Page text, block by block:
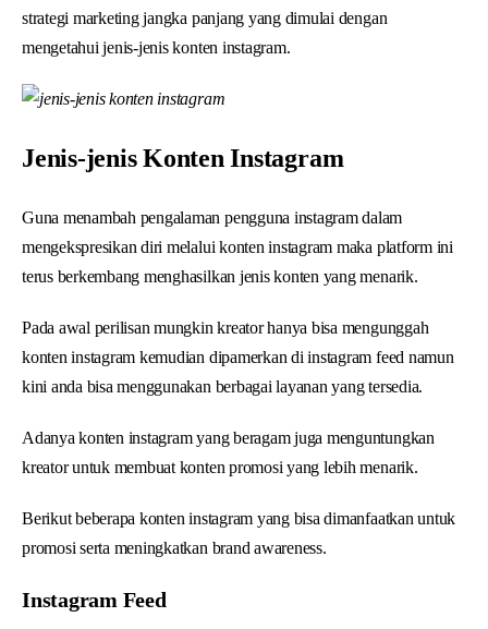
strategi marketing jangka panjang yang dimulai dengan
mengetahui jenis-jenis konten instagram.
Jenis-jenis Konten Instagram
Guna menambah pengalaman pengguna instagram dalam
mengekspresikan diri melalui konten instagram maka platform ini
terus berkembang menghasilkan jenis konten yang menarik.
Pada awal perilisan mungkin kreator hanya bisa mengunggah
konten instagram kemudian dipamerkan di instagram feed namun
kini anda bisa menggunakan berbagai layanan yang tersedia.
Adanya konten instagram yang beragam juga menguntungkan
kreator untuk membuat konten promosi yang lebih menarik.
Berikut beberapa konten instagram yang bisa dimanfaatkan untuk
promosi serta meningkatkan brand awareness.
Instagram Feed